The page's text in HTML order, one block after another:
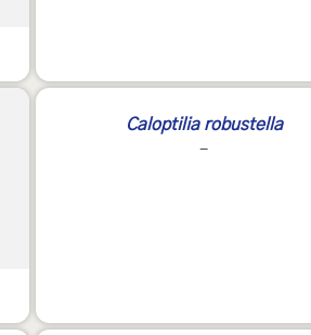
Caloptilia robustella
-